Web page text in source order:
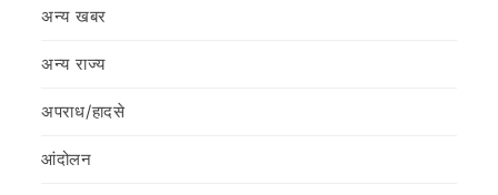
अन्य खबर
अन्य राज्य
अपराध/हादसे
आंदोलन